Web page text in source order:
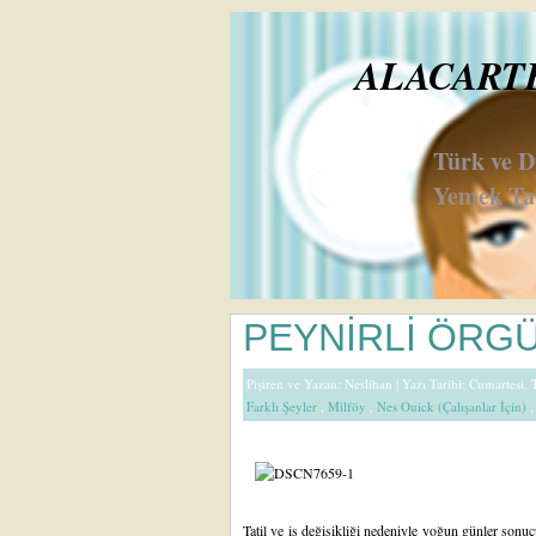
Türk ve
Yemek
PEYNİRLİ
Pişiren ve Yazan: Neslihan | Yazı Tarihi:
Farklı Şeyler , Milföy , Nes Ouick (Çalışanlar İçin) ,
Tatil ve iş değişikliği nedeniyle yoğun günler